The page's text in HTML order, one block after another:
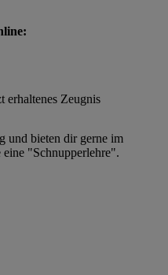
erhaltenes Zeugnis
und bieten dir gerne im
eine "Schnupperlehre".